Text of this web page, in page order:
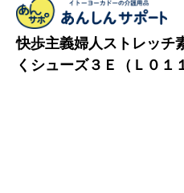
快歩主義婦人ストレッチ
くシューズ３Ｅ（Ｌ０１